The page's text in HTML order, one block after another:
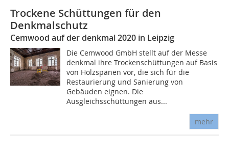
Trockene Schüttungen für den
Denkmalschutz
Cemwood auf der denkmal 2020 in Leipzig
Die Cemwood GmbH stellt auf der Messe
denkmal ihre Trockenschüttungen auf Basis
von Holzspänen vor, die sich für die
Restaurierung und Sanierung von
Gebäuden eignen. Die
Ausgleichsschüttungen aus...
mehr